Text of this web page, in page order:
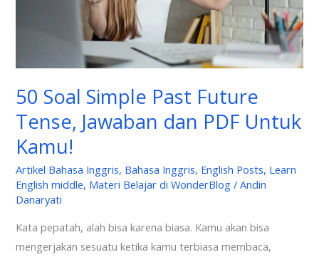
50 Soal Simple Past Future
Tense, Jawaban dan PDF Untuk
Kamu!
Artikel Bahasa Inggris, Bahasa Inggris, English Posts, Learn
English middle, Materi Belajar di WonderBlog /Andin
Danaryati
Kata pepatah, alah bisa karena biasa. Kamu akan bisa
mengerjakan sesuatu ketika kamu terbiasa membaca,
Kamu!